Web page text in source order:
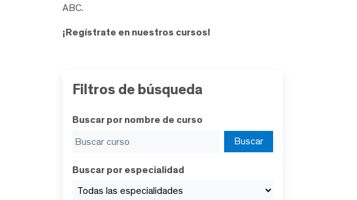
ABC.
¡Regístrate en nuestros cursos!
Filtros de búsqueda
Buscar por nombre de curso
Buscar por especialidad